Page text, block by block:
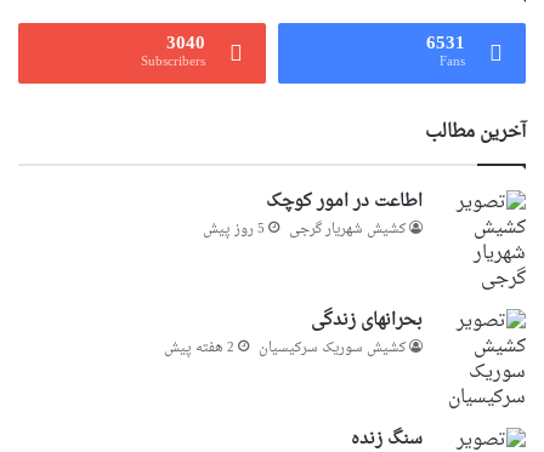
6531
Fans
3040
Subscribers
آخرین مطالب
اطاعت در امور کوچک
کشیش شهریار گرجى 5 روز پیش
بحرانهای زندگی
کشیش سوریک سرکیسیان 2 هفته پیش
سنگ زنده